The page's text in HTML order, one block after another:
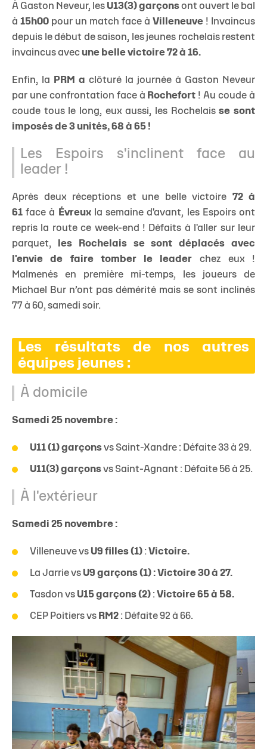
À Gaston Neveur, les U13(3) garçons ont ouvert le bal
à 15h00 pour un match face à Villeneuve ! Invaincus
depuis le début de saison, les jeunes rochelais restent
invaincus avec une belle victoire 72 à 16.
Enfin, la PRM a clôturé la journée à Gaston Neveur
par une confrontation face à Rochefort ! Au coude à
coude tous le long, eux aussi, les Rochelaisse sont
imposés de 3 unités, 68 à 65 !
Les Espoirs s'inclinent face au
leader !
Après deux réceptions et une belle victoire 72 à
61face à Évreux la semaine d'avant, les Espoirs ont
repris la route ce week-end ! Défaits à l'aller sur leur
parquet, les Rochelais se sont déplacés avec
l'envie de faire tomber le leader chez eux !
Malmenés en première mi-temps, les joueurs de
Michael Bur n’ont pas démérité mais se sont inclinés
77 à 60, samedi soir.
Les résultats de nos autres
équipes jeunes :
À domicile
Samedi 25 novembre :
U11 (1) garçons vs Saint-Xandre : Défaite 33 à 29.
U11(3) garçons vs Saint-Agnant : Défaite 56 à 25.
À l'extérieur
Samedi 25 novembre :
Villeneuve vs U9 filles (1) : Victoire.
La Jarrie vs U9 garçons (1) : Victoire 30 à 27.
Tasdon vs U15 garçons (2) : Victoire 65 à 58.
CEP Poitiers vs RM2 : Défaite 92 à 66.